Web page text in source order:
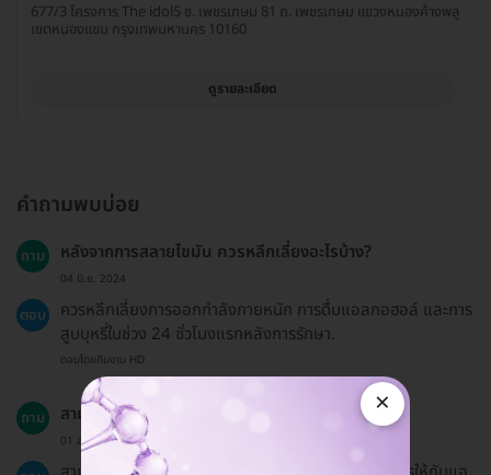
677/3 โครงการ The idol5 ซ. เพชรเกษม 81 ถ. เพชรเกษม แขวงหนองค้างพลู
เขตหนองแขม กรุงเทพมหานคร 10160
ดูรายละเอียด
คำถามพบบ่อย
ถาม หลังจากการสลายไขมัน ควรหลีกเลี่ยงอะไรบ้าง?
04 มิ.ย. 2024
ตอบ
ควรหลีกเลี่ยงการออกกำลังกายหนัก การดื่มแอลกอฮอล์ และการ
สูบบุหรี่ในช่วง 24 ชั่วโมงแรกหลังการรักษา.
ตอบโดยทีมงาน HD
ถาม สามารถจองบริการให้ผู้อื่นได้หรือไม่?
01 ส.ค. 2024
×